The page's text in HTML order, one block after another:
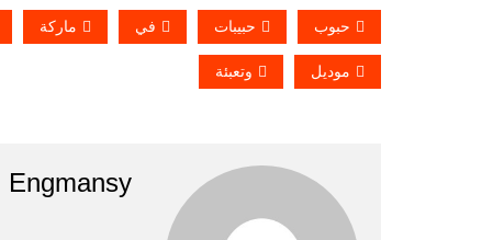
حبوب حبيبات في ماركة
موديل وتعبئة
Engmansy